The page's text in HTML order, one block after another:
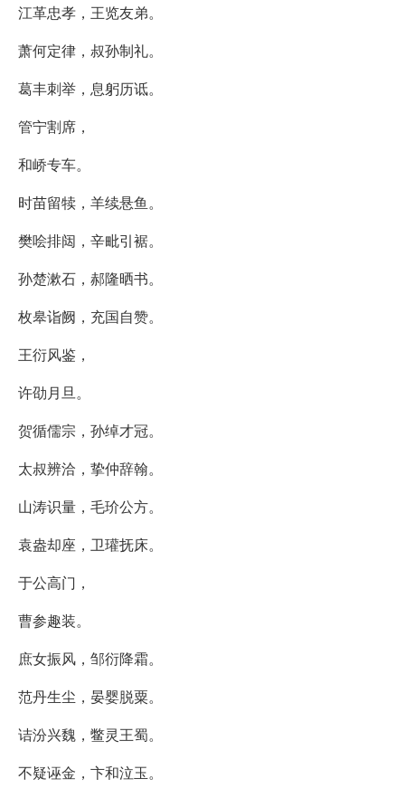
江革忠孝，王览友弟。
萧何定律，叔孙制礼。
葛丰刺举，息躬历诋。
管宁割席，
和峤专车。
时苗留犊，羊续悬鱼。
樊哙排闼，辛毗引裾。
孙楚漱石，郝隆晒书。
枚皋诣阙，充国自赞。
王衍风鉴，
许劭月旦。
贺循儒宗，孙绰才冠。
太叔辨洽，挚仲辞翰。
山涛识量，毛玠公方。
袁盎却座，卫瓘抚床。
于公高门，
曹参趣装。
庶女振风，邹衍降霜。
范丹生尘，晏婴脱粟。
诘汾兴魏，鳖灵王蜀。
不疑诬金，卞和泣玉。